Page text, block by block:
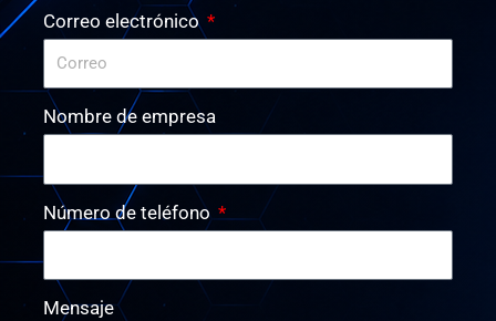
Correo electrónico
Nombre de empresa
Número de teléfono
Mensaje